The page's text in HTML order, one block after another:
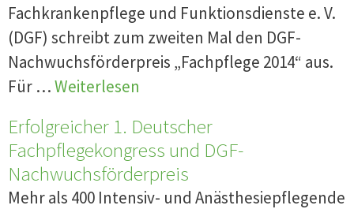
Fachkrankenpflege und Funktionsdienste e. V.
(DGF) schreibt zum zweiten Mal den DGF-
Nachwuchsförderpreis „Fachpflege 2014“ aus.
Für …Weiterlesen
Erfolgreicher 1. Deutscher
Fachpflegekongress und DGF-
Nachwuchsförderpreis
Mehr als 400 Intensiv- und Anästhesiepflegende